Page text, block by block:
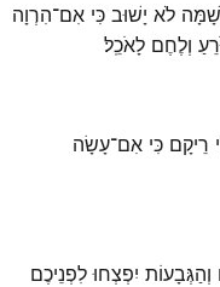
לֹא יָשׁוּב כִּי אִם־הִרְוָה
וְלֶחֶם לָאֹכֵֽל׃
רֵיקָם כִּי אִם־עָשָׂה
יִפְצְחוּ לִפְנֵיכֶם